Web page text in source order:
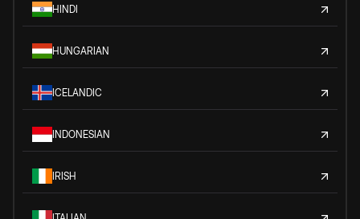
HINDI
HUNGARIAN
ICELANDIC
INDONESIAN
IRISH